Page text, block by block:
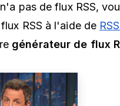
pas de flux RSS,
RSS à l'aide de
générateur de flux